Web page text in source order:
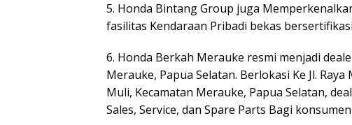
5. Honda Bintang Group juga
fasilitas Kendaraan Pribadi bekas
6. Honda Berkah Merauke resmi menjadi
Merauke, Papua Selatan. Berlokasi Ke Jl.
Muli, Kecamatan Merauke, Papua Selatan,
Sales, Service, dan Spare Parts Bagi